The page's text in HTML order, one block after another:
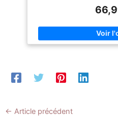
Dispositif de protection des
équipée d'un dispositif de
verrouillage de sécurité. Une
fois verrouillée, elle peut
fermer accidentellement. Elle
ne sera pas facilement pliée et
familles avec enfants.
garantissant que la surface de
l’effet de repassage est
et le dispositif de réglage
quelques secondes pour
convient (la plage de réglage
exclusif en fer : la
pendant que le fer est en
← Article précédent